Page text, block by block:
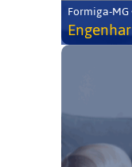
Formiga-